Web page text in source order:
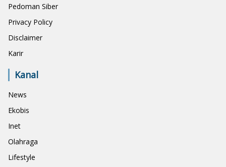
Pedoman Siber
Privacy Policy
Disclaimer
Karir
Kanal
News
Ekobis
Inet
Olahraga
Lifestyle